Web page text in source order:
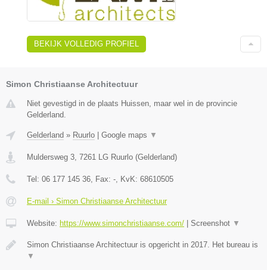
BEKIJK VOLLEDIG PROFIEL
Simon Christiaanse Architectuur
Niet gevestigd in de plaats Huissen, maar wel in de provincie
Gelderland.
Gelderland » Ruurlo Google maps ▼
Muldersweg 3, 7261 LG Ruurlo (Gelderland)
Tel: 06 177 145 36, Fax: -, KvK: 68610505
E-mail › Simon Christiaanse Architectuur
Website: https://www.simonchristiaanse.com/ Screenshot ▼
Simon Christiaanse Architectuur is opgericht in 2017. Het bureau is
▼